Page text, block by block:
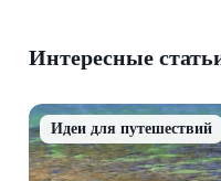
Интересные
Идеи для путешествий